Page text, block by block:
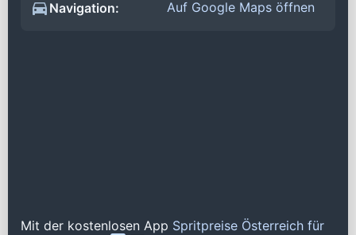
Navigation:
Auf Google Maps öffnen
Mit der kostenlosen App Spritpreise Österreich für